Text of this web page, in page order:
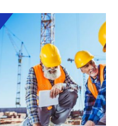
الدمام
20
سنة